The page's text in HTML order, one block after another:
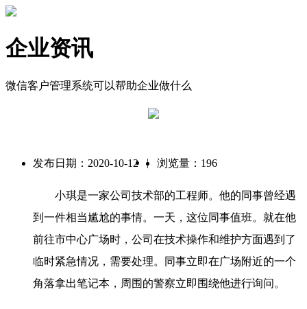
企业资讯
微信客户管理系统可以帮助企业做什么
发布日期：2020-10-12 | 浏览量：196
小琪是一家公司技术部的工程师。他的同事曾经遇
到一件相当尴尬的事情。一天，这位同事值班。就在他
前往市中心广场时，公司在技术操作和维护方面遇到了
临时紧急情况，需要处理。同事立即在广场附近的一个
角落拿出笔记本，周围的警察立即围绕他进行询问。